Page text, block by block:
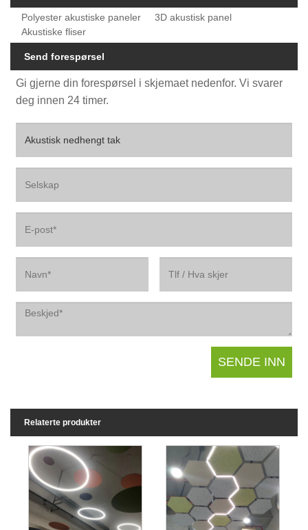
Polyester akustiske paneler
3D akustisk panel
Akustiske fliser
Send forespørsel
Gi gjerne din forespørsel i skjemaet nedenfor. Vi svarer
deg innen 24 timer.
Relaterte produkter